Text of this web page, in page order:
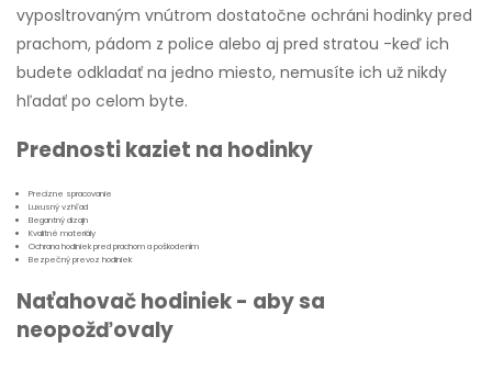
vyposltrovaným vnútrom dostatočne ochráni hodinky pred
prachom, pádom z police alebo aj pred stratou -keď ich
budete odkladať na jedno miesto, nemusíte ich už nikdy
hľadať po celom byte.
Prednosti kaziet na hodinky
Precízne spracovanie
Luxusný vzhľad
Elegantný dizajn
Kvalitné materiály
Ochrana hodiniek pred prachom a poškodením
Bezpečný prevoz hodiniek
Naťahovač hodiniek - aby sa
neopožďovaly